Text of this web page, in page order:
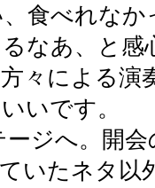
食べれな
なあ、と感
々による演
いです。
ージへ。開
いたネタ以